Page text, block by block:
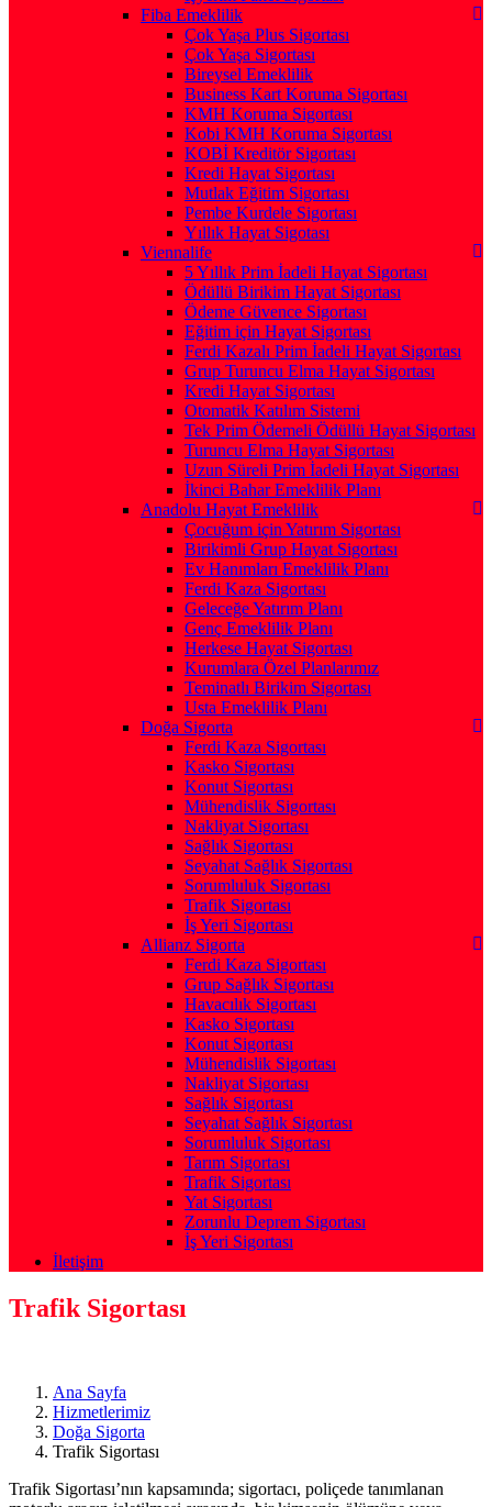
Fiba Emeklilik
Çok Yaşa Plus Sigortası
Çok Yaşa Sigortası
Bireysel Emeklilik
Business Kart Koruma Sigortası
KMH Koruma Sigortası
Kobi KMH Koruma Sigortası
KOBİ Kreditör Sigortası
Kredi Hayat Sigortası
Mutlak Eğitim Sigortası
Pembe Kurdele Sigortası
Yıllık Hayat Sigotası
Viennalife
5 Yıllık Prim İadeli Hayat Sigortası
Ödüllü Birikim Hayat Sigortası
Ödeme Güvence Sigortası
Eğitim için Hayat Sigortası
Ferdi Kazalı Prim İadeli Hayat Sigortası
Grup Turuncu Elma Hayat Sigortası
Kredi Hayat Sigortası
Otomatik Katılım Sistemi
Tek Prim Ödemeli Ödüllü Hayat Sigortası
Turuncu Elma Hayat Sigortası
Uzun Süreli Prim İadeli Hayat Sigortası
İkinci Bahar Emeklilik Planı
Anadolu Hayat Emeklilik
Çocuğum için Yatırım Sigortası
Birikimli Grup Hayat Sigortası
Ev Hanımları Emeklilik Planı
Ferdi Kaza Sigortası
Geleceğe Yatırım Planı
Genç Emeklilik Planı
Herkese Hayat Sigortası
Kurumlara Özel Planlarımız
Teminatlı Birikim Sigortası
Usta Emeklilik Planı
Doğa Sigorta
Ferdi Kaza Sigortası
Kasko Sigortası
Konut Sigortası
Mühendislik Sigortası
Nakliyat Sigortası
Sağlık Sigortası
Seyahat Sağlık Sigortası
Sorumluluk Sigortası
Trafik Sigortası
İş Yeri Sigortası
Allianz Sigorta
Ferdi Kaza Sigortası
Grup Sağlık Sigortası
Havacılık Sigortası
Kasko Sigortası
Konut Sigortası
Mühendislik Sigortası
Nakliyat Sigortası
Sağlık Sigortası
Seyahat Sağlık Sigortası
Sorumluluk Sigortası
Tarım Sigortası
Trafik Sigortası
Yat Sigortası
Zorunlu Deprem Sigortası
İş Yeri Sigortası
İletişim
Trafik Sigortası
Ana Sayfa
Hizmetlerimiz
Doğa Sigorta
Trafik Sigortası
Trafik Sigortası’nın kapsamında; sigortacı, poliçede tanımlanan